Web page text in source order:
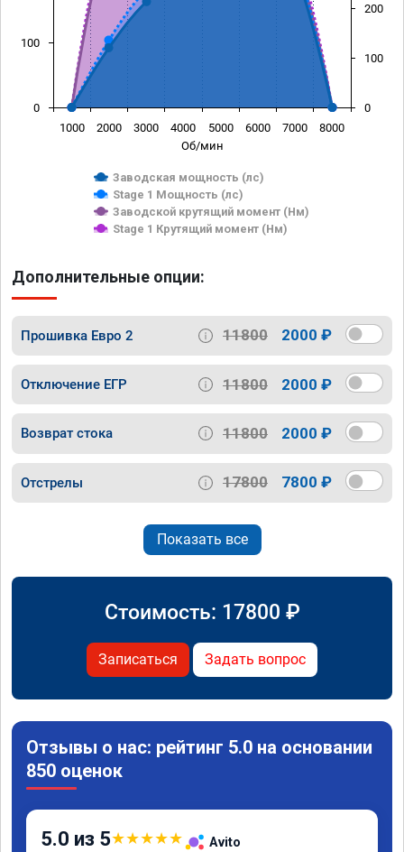
Об/мин
Заводская мощность (лс)
Stage 1 Мощность (лс)
Заводской крутящий момент (Нм)
Stage 1 Крутящий момент (Нм)
1000 2000 3000 4000 5000 6000 7000 8000
0
100
0
100
200
Дополнительные опции:
Прошивка Евро 2 11800 2000 ₽
Отключение ЕГР 11800 2000 ₽
Возврат стока 11800 2000 ₽
Отстрелы 17800 7800 ₽
Показать все
Стоимость: 17800 ₽
Записаться Задать вопрос
Отзывы о нас: рейтинг 5.0 на основании
850 оценок
5.0 из 5★★★★★ Avito